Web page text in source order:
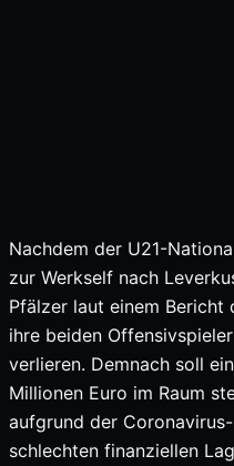
Nachdem der U21-
zur Werkself nach
Pfälzer laut einem Bericht
ihre beiden
verlieren. Demnach soll
Millionen Euro im Raum
aufgrund der
schlechten finanziellen